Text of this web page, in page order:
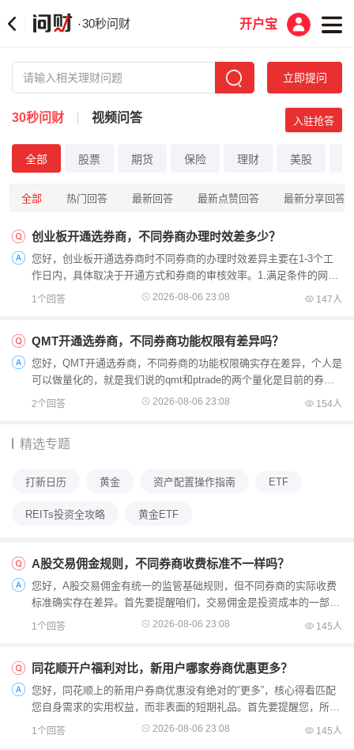
·30秒问财 开户宝
立即提问
30秒问财 视频问答 入驻抢答
全部 股票 期货 保险 理财 美股
全部 热门回答 最新回答 最新点赞回答 最新分享回答
创业板开通选券商，不同券商办理时效差多少？
您好，创业板开通选券商时不同券商的办理时效差异主要在1-3个工
作日内，具体取决于开通方式和券商的审核效率。1.满足条件的网上
自主开通：多数正规券商支持线上直接申请，若您符合2年交易经
1个回答 2026-08-06 23:08 147人
QMT开通选券商，不同券商功能权限有差异吗？
您好，QMT开通选券商，不同券商的功能权限确实存在差异，个人是
可以做量化的，就是我们说的qmt和ptrade的两个量化是目前的券商
都是可以的，量化是手机上直接就是可以开权限的，资金门槛...
2个回答 2026-08-06 23:08 154人
精选专题
打新日历 黄金 资产配置操作指南 ETF
REITs投资全攻略 黄金ETF
A股交易佣金规则，不同券商收费标准不一样吗？
您好，A股交易佣金有统一的监管基础规则，但不同券商的实际收费
标准确实存在差异。首先要提醒咱们，交易佣金是投资成本的一部
分，过低的佣金可能伴随服务缩水，要兼顾成本和服务质量哦...
1个回答 2026-08-06 23:08 145人
同花顺开户福利对比，新用户哪家券商优惠更多？
您好，同花顺上的新用户券商优惠没有绝对的“更多”，核心得看匹配
您自身需求的实用权益，而非表面的短期礼品。首先要提醒您，所有
开户福利都得符合合规要求，别被夸大的短期礼品误导，...
1个回答 2026-08-06 23:08 145人